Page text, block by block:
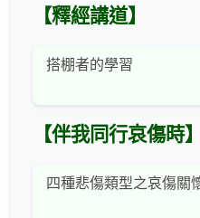
【釋經講道】
搭棚者的學習
【伴我同行哀傷時】
四種悲傷類型之哀傷關